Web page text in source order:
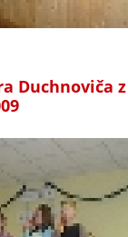
Duchnoviča